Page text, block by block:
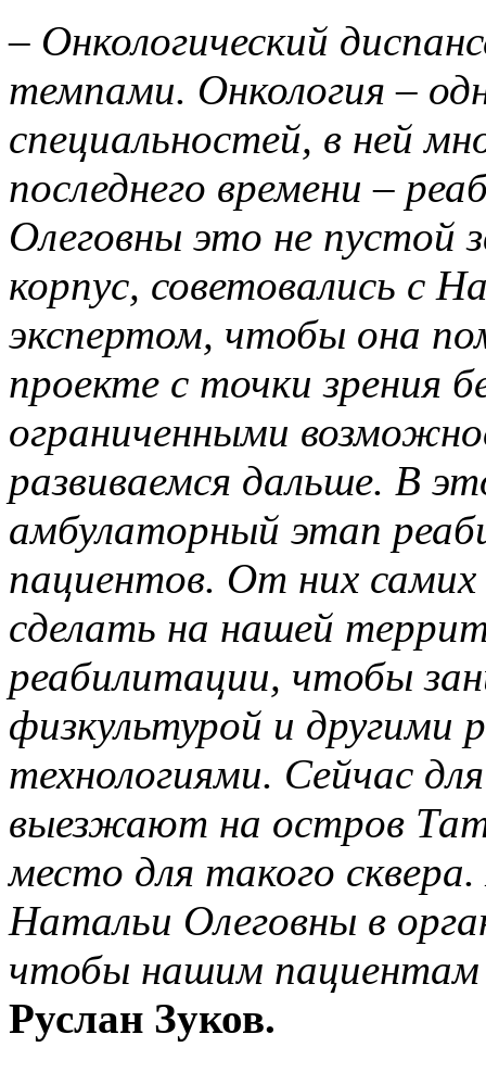
– Онкологический
темпами. Онкология –
специальностей, в ней
последнего времени –
Олеговны это не пустой
корпус, советовались с
экспертом, чтобы она
проекте с точки зрения
ограниченными
развиваемся дальше. В
амбулаторный этап
пациентов. От них
сделать на нашей
реабилитации, чтобы
физкультурой и другими
технологиями. Сейчас
выезжают на остров
место для такого
Натальи Олеговны в
чтобы нашим пациентам
Руслан Зуков.